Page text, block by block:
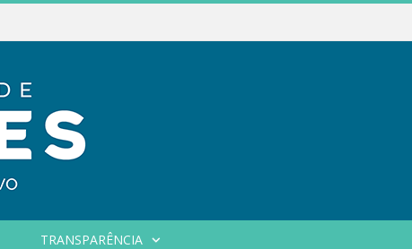
TRANSPARÊNCIA